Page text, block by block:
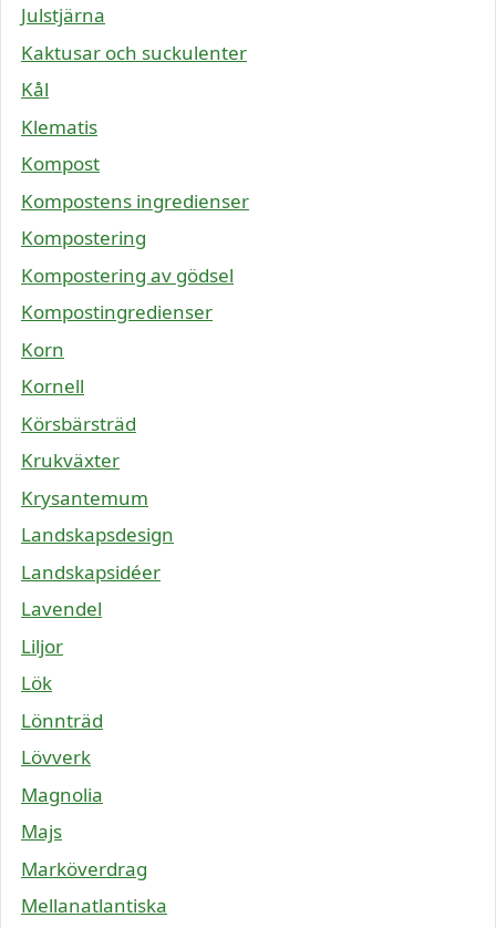
Julstjärna
Kaktusar och suckulenter
Kål
Klematis
Kompost
Kompostens ingredienser
Kompostering
Kompostering av gödsel
Kompostingredienser
Korn
Kornell
Körsbärsträd
Krukväxter
Krysantemum
Landskapsdesign
Landskapsidéer
Lavendel
Liljor
Lök
Lönnträd
Lövverk
Magnolia
Majs
Marköverdrag
Mellanatlantiska